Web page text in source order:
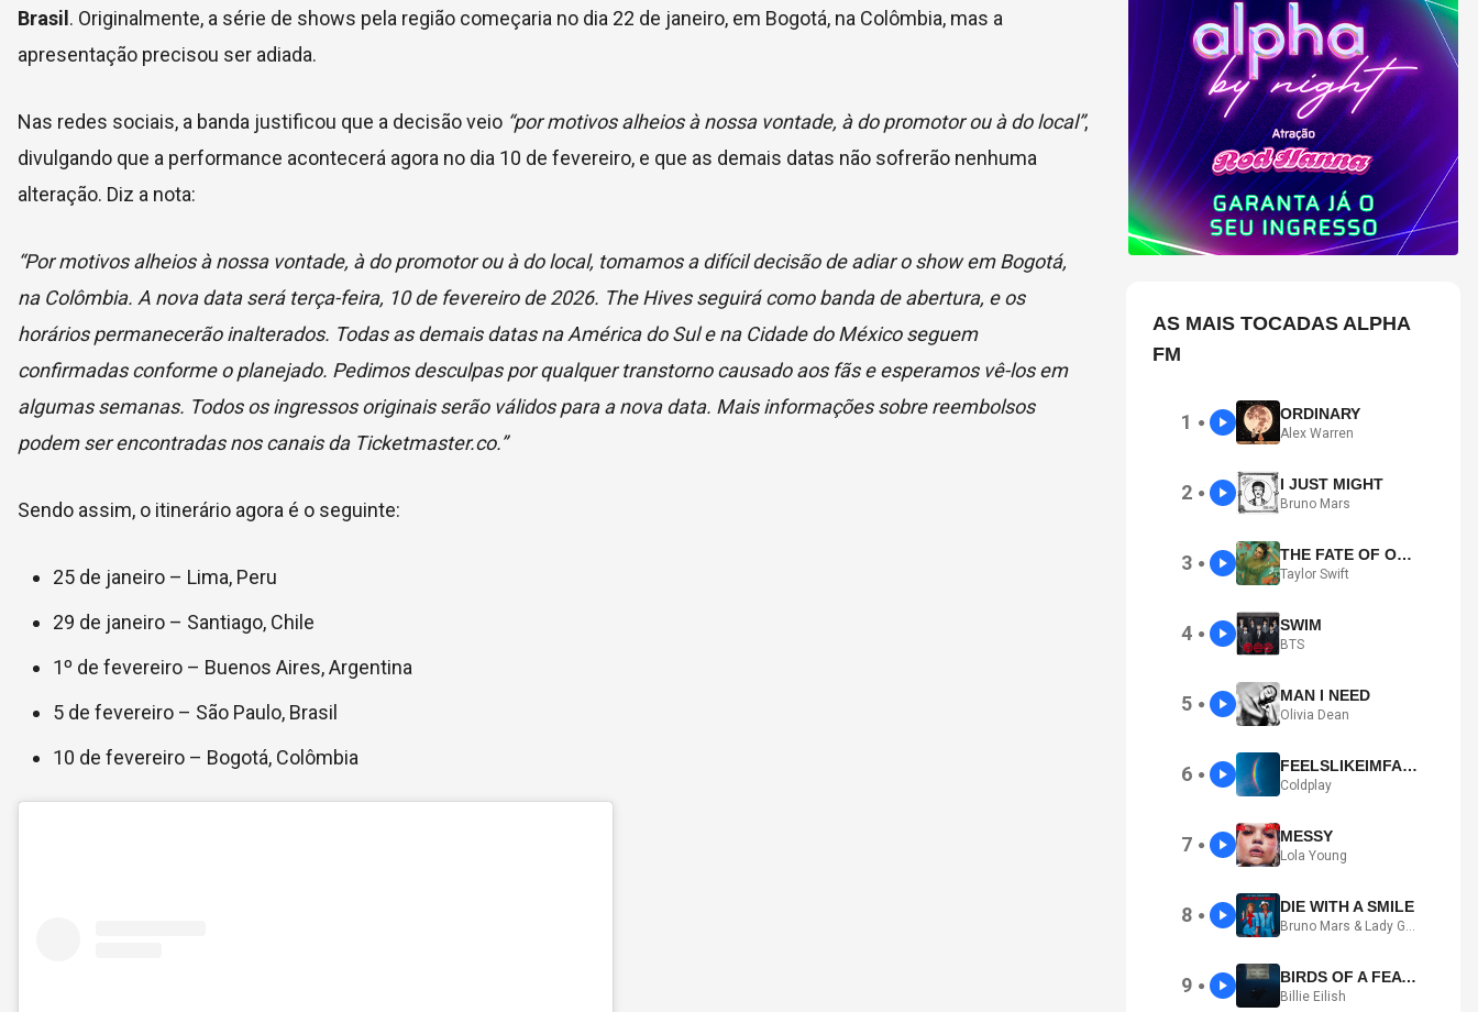
Brasil . Originalmente, a série de shows pela região começaria no dia 22 de janeiro, em Bogotá, na Colômbia, mas a
apresentação precisou ser adiada.
Nas redes sociais, a banda justificou que a decisão veio “por motivos alheios à nossa vontade, à do promotor ou à do local”,
divulgando que a performance acontecerá agora no dia 10 de fevereiro, e que as demais datas não sofrerão nenhuma
alteração. Diz a nota:
“Por motivos alheios à nossa vontade, à do promotor ou à do local, tomamos a difícil decisão de adiar o show em Bogotá,
na Colômbia. A nova data será terça-feira, 10 de fevereiro de 2026. The Hives seguirá como banda de abertura, e os
horários permanecerão inalterados. Todas as demais datas na América do Sul e na Cidade do México seguem
confirmadas conforme o planejado. Pedimos desculpas por qualquer transtorno causado aos fãs e esperamos vê-los em
algumas semanas. Todos os ingressos originais serão válidos para a nova data. Mais informações sobre reembolsos
podem ser encontradas nos canais da Ticketmaster.co.”
Sendo assim, o itinerário agora é o seguinte:
25 de janeiro – Lima, Peru
29 de janeiro – Santiago, Chile
1º de fevereiro – Buenos Aires, Argentina
5 de fevereiro – São Paulo, Brasil
10 de fevereiro – Bogotá, Colômbia
AS MAIS TOCADAS ALPHA
FM
1 ● ORDINARY
Alex Warren
2 ● I JUST MIGHT
Bruno Mars
3 ● THE FATE OF OPHELIA
Taylor Swift
4 ● SWIM
BTS
5 ● MAN I NEED
Olivia Dean
6 ● FEELSLIKEIMFALLINGINLOVE
Coldplay
7 ● MESSY
Lola Young
8 ● DIE WITH A SMILE
Bruno Mars & Lady Gaga
9 ● BIRDS OF A FEATHER
Billie Eilish